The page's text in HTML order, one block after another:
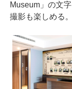
Museum」の文
撮影も楽しめる。